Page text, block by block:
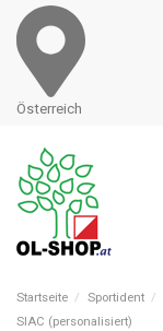
Österreich
Startseite Sportident
SIAC (personalisiert)